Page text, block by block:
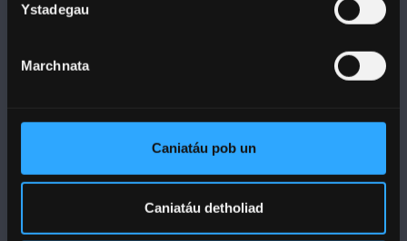
Ystadegau
Marchnata
Caniatáu pob un
Caniatáu detholiad
+44 1248 351 151
YMWELD Â’R BRIFYSGOL